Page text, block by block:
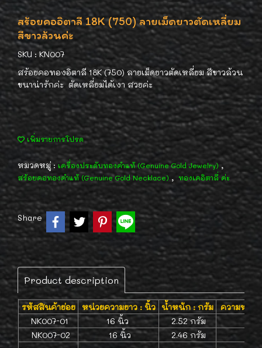
สร้อยคออิตาลี 18K (750) ลายเม็ดยาวตัดเหลี่ยม
สีขาวล้วนค่ะ
SKU : KN007
สร้อยคอทองอิตาลี 18K (750) ลายเม็ดยาวตัดเหลี่ยม สีขาวล้วน
ขนาน่ารักค่ะ ตัดเหลี่ยมได้เงา สวยค่ะ
เพิ่มรายการโปรด
หมวดหมู่ : เครื่องประดับทองคำแท้ (Genuine Gold Jewelry) ,
สร้อยคอทองคำแท้ (Genuine Gold Necklace) , ทองเคอิตาลี่ ค่ะ
Share
Product description
รหัสสินค้าย่อย หน่วยความยาว : นิ้ว น้ำหนัก : กรัม
ความหนา
NK007-01
16 นิ้ว 2.52 กรัม
1.5
NK007-02
16 นิ้ว 2.46 กรัม